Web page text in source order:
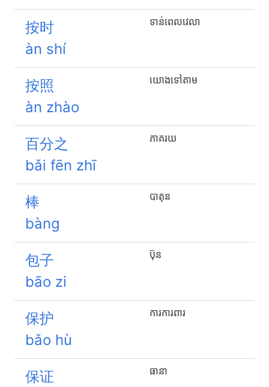
按时
àn shí
ទាន់​ពេលវេលា
按照
àn zhào
យោង​ទៅ​តាម
百分之
bǎi fēn zhī
ភាគរយ
棒
bàng
បាតុន
包子
bāo zi
ប៊ុន
保护
bǎo hù
ការការពារ
保证
ធានា